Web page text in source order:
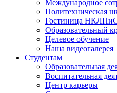
Международное
Политехническая
Гостиница
Образовательный
Целевое обучение
Наша видеогалерея
Студентам
Образовательная
Воспитательная
Центр карьеры